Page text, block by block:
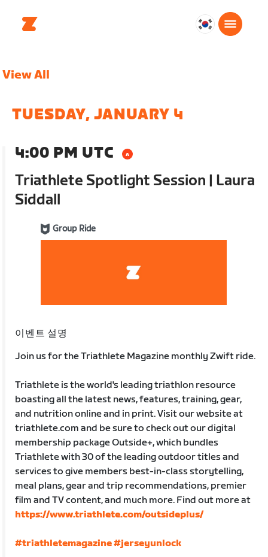
대
View All
TUESDAY, JANUARY 4
4:00 PM UTC
Triathlete Spotlight Session | Laura
Siddall
Group Ride
이벤트 설명
Join us for the Triathlete Magazine monthly Zwift ride.
Triathlete is the world's leading triathlon resource
boasting all the latest news, features, training, gear,
and nutrition online and in print. Visit our website at
triathlete.com and be sure to check out our digital
membership package Outside+, which bundles
Triathlete with 30 of the leading outdoor titles and
services to give members best-in-class storytelling,
meal plans, gear and trip recommendations, premier
film and TV content, and much more. Find out more at
https://www.triathlete.com/outsideplus/
#triathletemagazine#jerseyunlock